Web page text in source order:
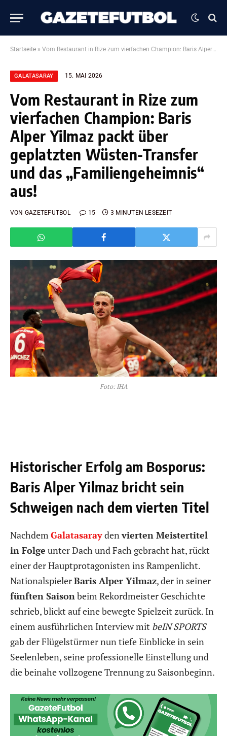
Startseite » Vom Restaurant in Rize zum vierfachen Champion: Baris Alper Yilmaz packt über geplatzten Wüsten-Transfer und das „Familiengeheimnis“ aus!
GALATASARAY 15. MAI 2026
Vom Restaurant in Rize zum
vierfachen Champion: Baris
Alper Yilmaz packt über
geplatzten Wüsten-Transfer
und das „Familiengeheimnis“
aus!
VON GAZETEFUTBOL 15 3 MINUTEN LESEZEIT
Foto: IHA
Historischer Erfolg am Bosporus:
Baris Alper Yilmaz bricht sein
Schweigen nach dem vierten Titel
Nachdem Galatasaraydenvierten Meistertitel
in Folge unter Dach und Fach gebracht hat, rückt
einer der Hauptprotagonisten ins Rampenlicht.
NationalspielerBaris Alper Yilmaz, der in seiner
fünften Saisonbeim Rekordmeister Geschichte
schrieb, blickt auf eine bewegte Spielzeit zurück. In
einem ausführlichen Interview mit beIN SPORTS
gab der Flügelstürmer nun tiefe Einblicke in sein
Seelenleben, seine professionelle Einstellung und
die beinahe vollzogene Trennung zu Saisonbeginn.